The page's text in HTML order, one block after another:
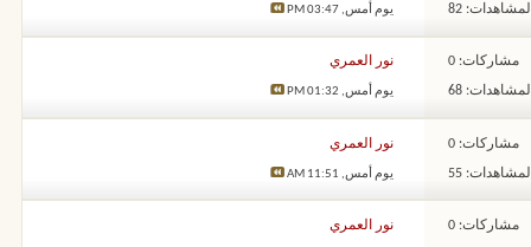
المشاهدات: 82 يوم أمس,03:47 PM
مشاركات: 0
المشاهدات: 68
نور العمري
يوم أمس, 01:32 PM
مشاركات: 0
المشاهدات: 55
نور العمري
يوم أمس, 11:51 AM
مشاركات: 0 نور العمري